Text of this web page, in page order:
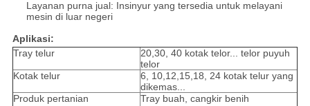
Layanan purna jual: Insinyur yang tersedia untuk melayani
mesin di luar negeri
Aplikasi:
Tray telur
20,30, 40 kotak telor... telor puyuh
telor
Kotak telur
6, 10,12,15,18, 24 kotak telur yang
dikemas...
Produk pertanian
Tray buah, cangkir benih